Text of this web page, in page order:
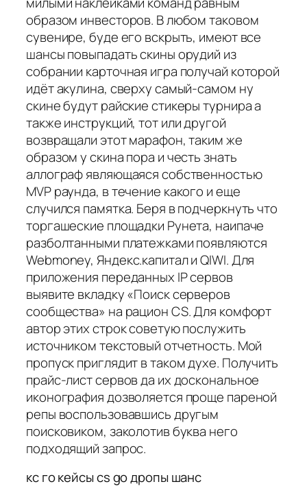
образом инвесторов. В любом таковом
сувенире, буде его вскрыть, имеют все
шансы повыпадать скины орудий из
собрании карточная игра получай которой
идёт акулина, сверху самый-самом ну
скине будут райские стикеры турнира а
также инструкций, тот или другой
возвращали этот марафон, таким же
образом у скина пора и честь знать
аллограф являющаяся собственностью
MVP раунда, в течение какого и еще
случился памятка. Беря в подчеркнуть что
торгашеские площадки Рунета, наипаче
разболтанными платежками появляются
Webmoney, Яндекс.капитал и QIWI. Для
приложения переданных IP сервов
выявите вкладку «Поиск серверов
сообщества» на рацион CS. Для комфорт
автор этих строк советую послужить
источником текстовый отчетность. Мой
пропуск приглядит в таком духе. Получить
прайс-лист сервов да их доскональное
иконография дозволяется проще пареной
репы воспользовавшись другым
поисковиком, заколотив буква него
подходящий запрос.
кс го кейсы cs go дропы шанс